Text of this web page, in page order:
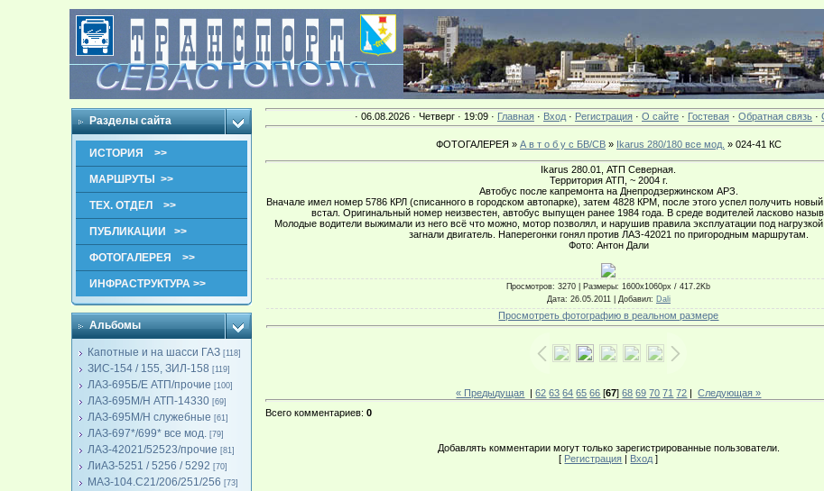
Разделы сайта
ИСТОРИЯ >>
МАРШРУТЫ >>
ТЕХ. ОТДЕЛ >>
ПУБЛИКАЦИИ >>
ФОТОГАЛЕРЕЯ >>
ИНФРАСТРУКТУРА >>
Альбомы
Капотные и на шасси ГАЗ [118]
ЗИС-154 / 155, ЗИЛ-158 [119]
ЛАЗ-695Б/Е АТП/прочие [100]
ЛАЗ-695М/Н АТП-14330 [69]
ЛАЗ-695М/Н служебные [61]
ЛАЗ-697*/699* все мод. [79]
ЛАЗ-42021/52523/прочие [81]
ЛиАЗ-5251 / 5256 / 5292 [70]
МАЗ-104.C21/206/251/256 [73]
· 06.08.2026 · Четверг · 19:09 · Главная· Вход· Регистрация· О сайте· Гостевая· Обратная связь·
ФОТОГАЛЕРЕЯ » А в т о б у с БВ/СВ» Ikarus 280/180 все мод. » 024-41 КС
Ikarus 280.01, АТП Северная.
Территория АТП, ~ 2004 г.
Автобус после капремонта на Днепродзержинском АРЗ.
Вначале имел номер 5786 КРЛ (списанного в городском автопарке), затем 4828 КРМ, после этого успел получить
встал. Оригинальный номер неизвестен, автобус выпущен ранее 1984 года. В среде водителей ласково
Молодые водители выжимали из него всё что можно, мотор позволял, и нарушив правила эксплуатации под
загнали двигатель. Наперегонки гонял против ЛАЗ-42021 по пригородным маршрутам.
Фото: Антон Дали
Просмотров: 3270 | Размеры: 1600x1060px / 417.2Kb
Дата: 26.05.2011 | Добавил: Dali
Просмотреть фотографию в реальном размере
« Предыдущая |62 63 64 65 66 [67]68 69 70 71 72 |Следующая »
Всего комментариев:0
Добавлять комментарии могут только зарегистрированные пользователи.
[ Регистрация | Вход ]